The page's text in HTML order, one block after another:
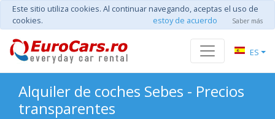
Este sitio utiliza cookies. Al continuar navegando, aceptas el uso de
cookies.
estoy de acuerdo Saber más
ES
Alquiler de coches Sebes - Precios
transparentes